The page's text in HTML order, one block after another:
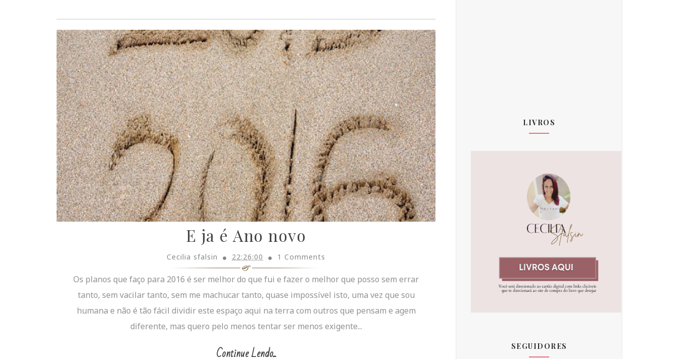
E ja é Ano novo
Cecilia sfalsin 22:26:00 1 Comments
Os planos que faço para 2016 é ser melhor do que fui e fazer o melhor que posso sem errar
tanto, sem vacilar tanto, sem me machucar tanto, quase impossível isto, uma vez que sou
humana e não é tão fácil dividir este espaço aqui na terra com outros que pensam e agem
diferente, mas quero pelo menos tentar ser menos exigente...
Continue Lendo...
LIVROS
SEGUIDORES